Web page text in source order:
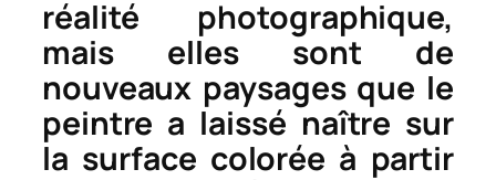
réalité photographique,
mais elles sont de
nouveaux paysages que le
peintre a laissé naître sur
la surface colorée à partir